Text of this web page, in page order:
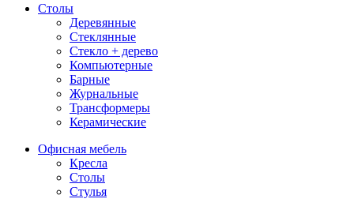
Столы
Деревянные
Стеклянные
Стекло + дерево
Компьютерные
Барные
Журнальные
Трансформеры
Керамические
Офисная мебель
Кресла
Столы
Стулья